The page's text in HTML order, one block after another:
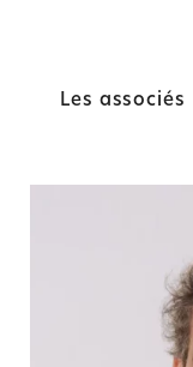
Les associés